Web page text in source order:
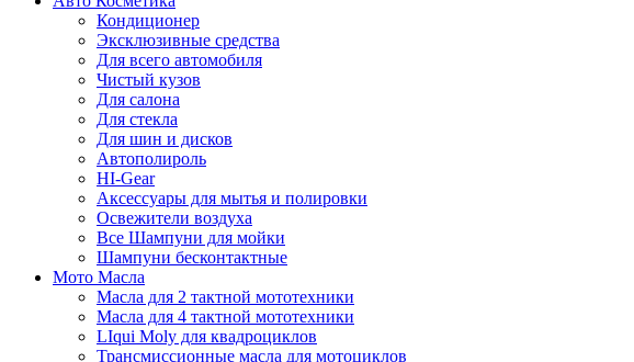
Кондиционер
Эксклюзивные средства
Для всего автомобиля
Чистый кузов
Для салона
Для стекла
Для шин и дисков
Автополироль
HI-Gear
Аксессуары для мытья и полировки
Освежители воздуха
Все Шампуни для мойки
Шампуни бесконтактные
Мото Масла
Масла для 2 тактной мототехники
Масла для 4 тактной мототехники
LIqui Moly для квадроциклов
Трансмиссионные масла для мотоциклов